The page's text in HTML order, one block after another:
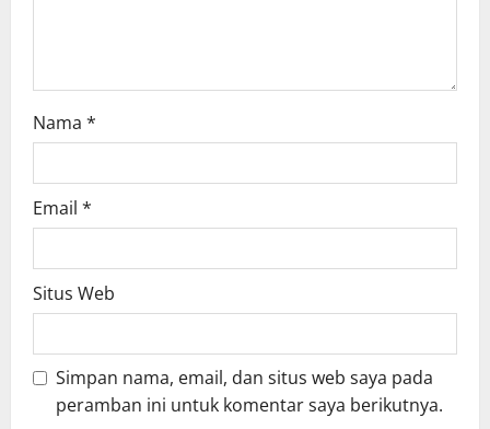
Nama *
Email *
Situs Web
Simpan nama, email, dan situs web saya pada
peramban ini untuk komentar saya berikutnya.